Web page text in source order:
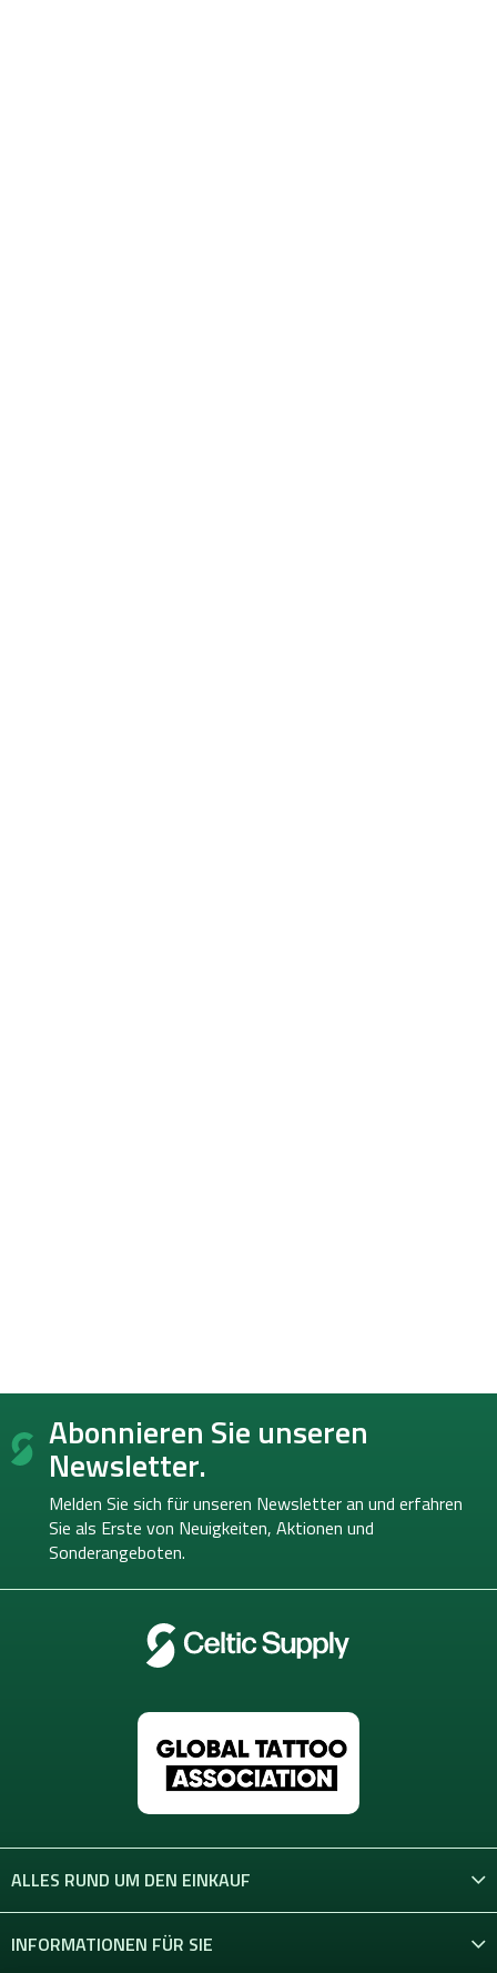
F
ß Abonnieren Sie unseren
Newsletter.
Melden Sie sich für unseren Newsletter an und erfahren
Sie als Erste von Neuigkeiten, Aktionen und
Sonderangeboten.
ALLES RUND UM DEN EINKAUF
INFORMATIONEN FÜR SIE